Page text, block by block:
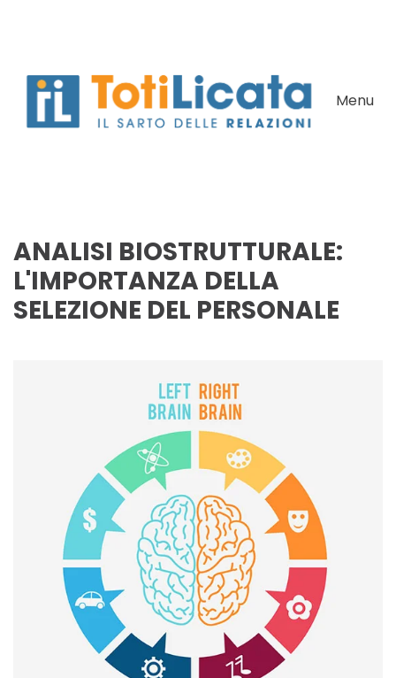
Menu
ANALISI BIOSTRUTTURALE:
L'IMPORTANZA DELLA
SELEZIONE DEL PERSONALE